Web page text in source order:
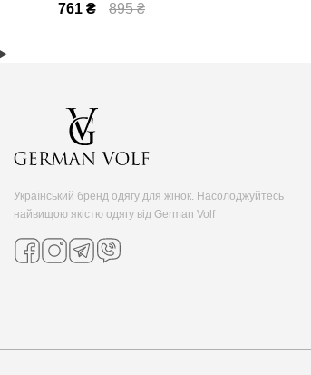
761 ₴
895 ₴
Український бренд одягу для жінок. Насолоджуйтесь
найвищою якістю одягу від German Volf